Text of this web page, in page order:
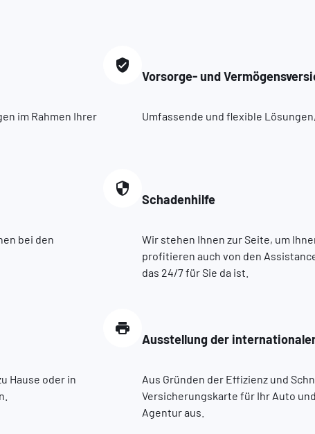
im Rahmen Ihrer
Vorsorge- und
Umfassende und flexible
bei den
Schadenhilfe
Wir stehen Ihnen zur Seite, um
profitieren auch von den
das 24/7 für Sie da ist.
Hause oder in
Ausstellung der
Aus Gründen der Effizienz und
Versicherungskarte für Ihr Auto
Agentur aus.